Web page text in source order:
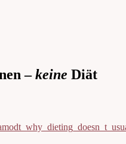
–keine Diät